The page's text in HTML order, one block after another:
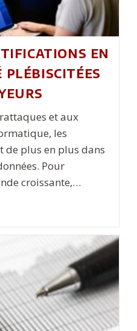
en
et aux
les
de plus en plus dans
Pour
croissante,…